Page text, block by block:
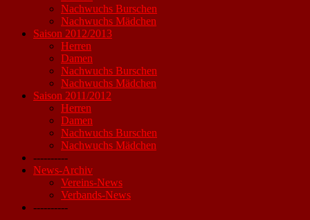
Nachwuchs Burschen
Nachwuchs Mädchen
Saison 2012/2013
Herren
Damen
Nachwuchs Burschen
Nachwuchs Mädchen
Saison 2011/2012
Herren
Damen
Nachwuchs Burschen
Nachwuchs Mädchen
----------
News-Archiv
Vereins-News
Verbands-News
----------